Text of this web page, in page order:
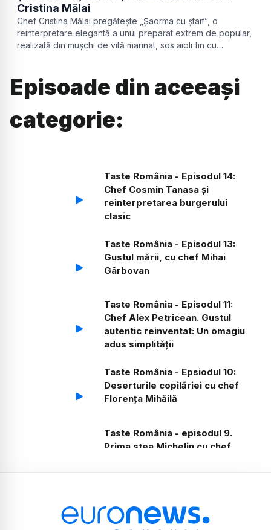
Cristina Mălai
Chef Cristina Mălai pregătește „Șaorma cu ștaif”, o
reinterpretare elegantă a unui preparat extrem de popular,
realizată din mușchi de vită marinat, sos aioli fin cu
Episoade din aceeași
categorie:
Taste România - Episodul 14:
Chef Cosmin Tanasa și
reinterpretarea burgerului
clasic
Taste România - Episodul 13:
Gustul mării, cu chef Mihai
Gârbovan
Taste România - Episodul 11:
Chef Alex Petricean. Gustul
autentic reinventat: Un omagiu
adus simplității
Taste România - Epsiodul 10:
Deserturile copilăriei cu chef
Florența Mihăilă
Taste România - episodul 9.
Prima stea Michelin cu chef
Francesco Castrovillari
Chef Cătălin Petrescu